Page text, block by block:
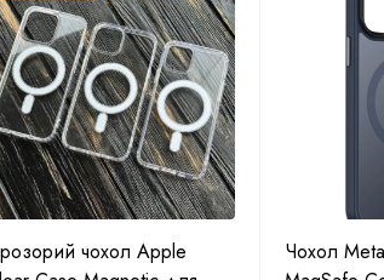
чохол Apple
Чохол